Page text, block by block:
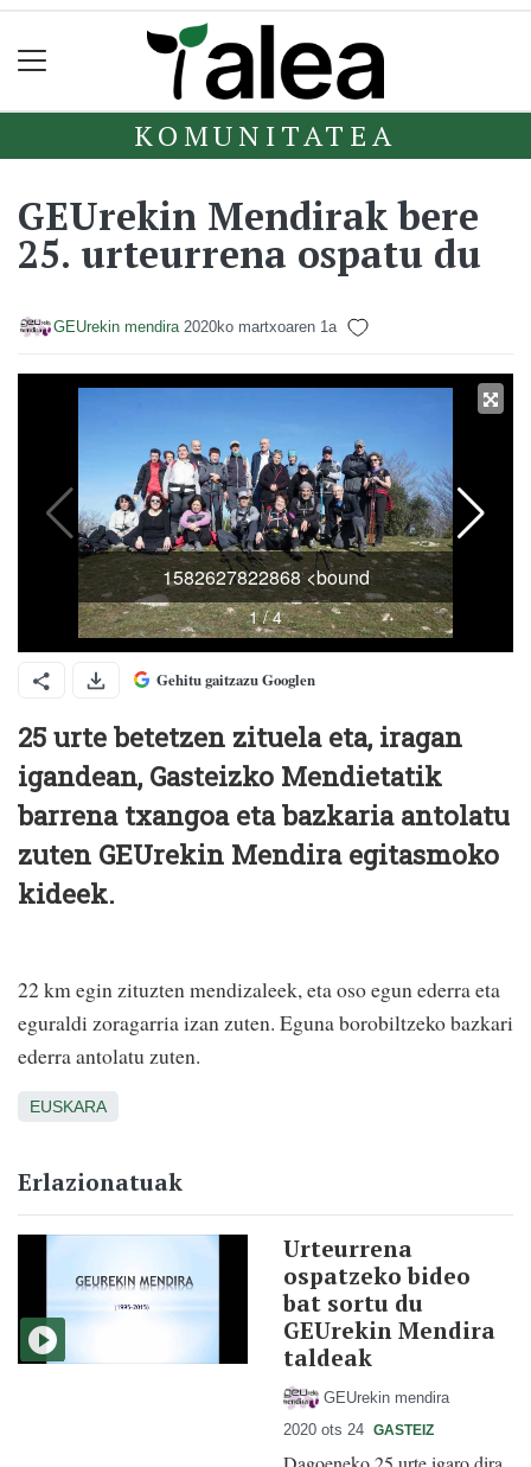
KOMUNITATEA
GEUrekin Mendirak bere
25. urteurrena ospatu du
GEUrekin mendira 2020ko martxoaren 1a
Gehitu gaitzazu Googlen
25 urte betetzen zituela eta, iragan
igandean, Gasteizko Mendietatik
barrena txangoa eta bazkaria antolatu
zuten GEUrekin Mendira egitasmoko
kideek.
22 km egin zituzten mendizaleek, eta oso egun ederra eta
eguraldi zoragarria izan zuten. Eguna borobiltzeko bazkari
ederra antolatu zuten.
EUSKARA
Erlazionatuak
Urteurrena
ospatzeko bideo
bat sortu du
GEUrekin Mendira
taldeak
GEUrekin mendira
2020 ots 24 GASTEIZ